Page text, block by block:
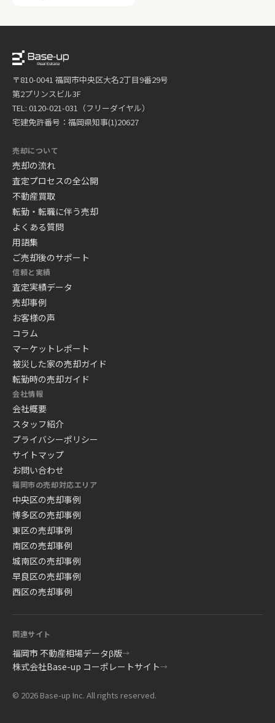
〒810-0041 福岡市中央区大名2丁目9番29号
第2プリンスビル3F
TEL: 0120-021-031（フリーダイヤル）
宅建免許番号：福岡県知事(1)20627
売却について
売却の流れ
査定プロセスの全公開
不動産買取
転勤・転職に伴う売却
よくある質問
用語集
ご売却後のサポート
信頼と実績
査定実績データ
売却事例
お客様の声
コラム
マーケットレポート
被災した家の売却ガイド
転勤時の売却ガイド
会社情報
会社概要
スタッフ紹介
プライバシーポリシー
サイトマップ
お問い合わせ
福岡市の売却対応エリア
中央区の売却事例
博多区の売却事例
東区の売却事例
南区の売却事例
城南区の売却事例
早良区の売却事例
西区の売却事例
関連サイト
福岡市 不動産相場データβ版→
株式会社Base-up コーポレートサイト→
© 2026 Base-up Inc. All rights reserved.